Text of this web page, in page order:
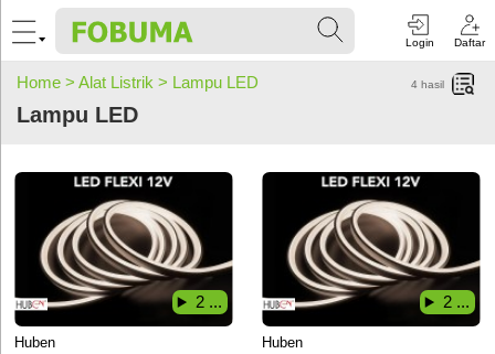
Login Daftar
Home > Alat Listrik > Lampu LED
Lampu LED
4 hasil
Huben
2 ...
Huben
2 ...